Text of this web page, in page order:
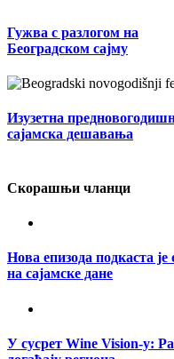
Гужва с разлогом на
Београдском сајму
Изузетна
сајамска дешавања
Скорашњи чланци
Нова епизода подкаста
на сајамске дане
У сусрет Wine Vision-у: